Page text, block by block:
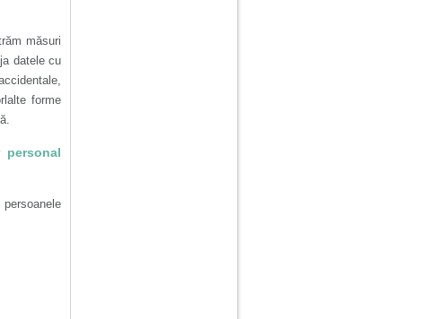
măsuri
datele cu
forme
personal